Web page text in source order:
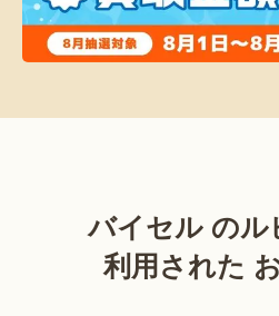
バイセル のル
利用された